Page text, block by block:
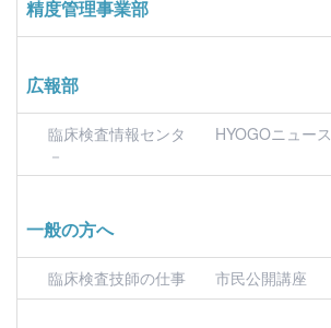
精度管理事業部
広報部
臨床検査情報センタ
－
HYOGOニュース
一般の方へ
臨床検査技師の仕事 市民公開講座